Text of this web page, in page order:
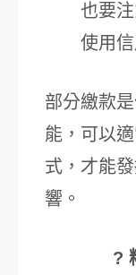
也要
使用
部分繳款
能，可以
式，才能
響。
?